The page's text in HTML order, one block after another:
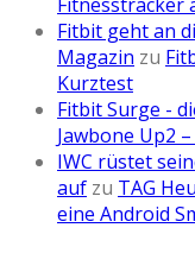
Fitbit geht an
Magazin zu
Kurztest
Fitbit Surge -
Jawbone Up2
IWC rüstet
auf zu TAG
eine Android